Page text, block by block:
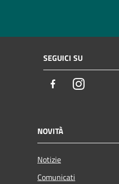
SEGUICI SU
FacebookInstagram
NOVITÀ
Notizie
Comunicati